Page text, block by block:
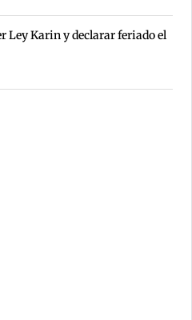
Ley Karin y declarar feriado el